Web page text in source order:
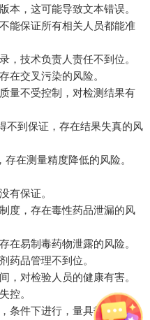
本，这可能导致文本错误。
能保证所有相关人员都能准
，技术负责人责任不到位。
在交叉污染的风险。
量不受控制，对检测结果有
不到保证，存在结果失真的风
在测量精度降低的风险。
有保证。
度，存在毒性药品泄漏的风
在易制毒药物泄露的风险。
药品管理不到位。
，对检验人员的健康有害。
控。
条件下进行，量具热胀冷